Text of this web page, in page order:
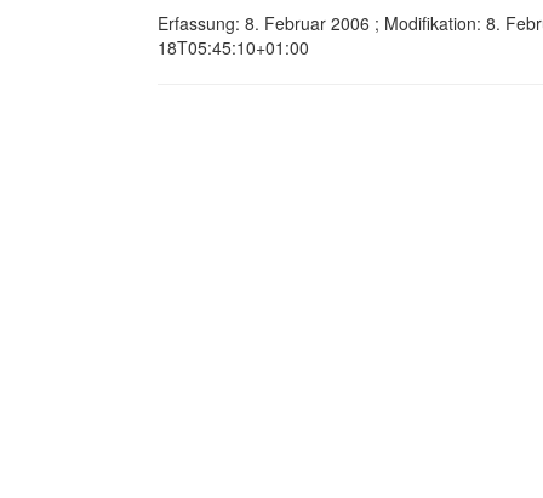
Erfassung: 8. Februar 2006 ; Modifikation: 8.
18T05:45:10+01:00